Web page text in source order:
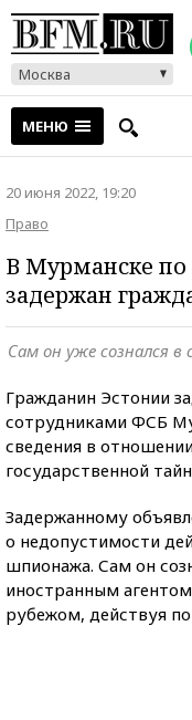
Москва
МЕНЮ
20 июня 2022, 19:20
Право
В Мурманске
задержан
Сам он уже сознался в
Гражданин Эстонии
сотрудниками ФСБ
сведения в
государственной
Задержанному
о недопустимости
шпионажа. Сам он
иностранным
рубежом, действуя